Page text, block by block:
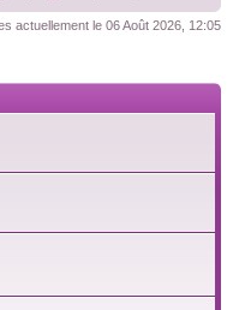
actuellement le 06 Août 2026, 12:05